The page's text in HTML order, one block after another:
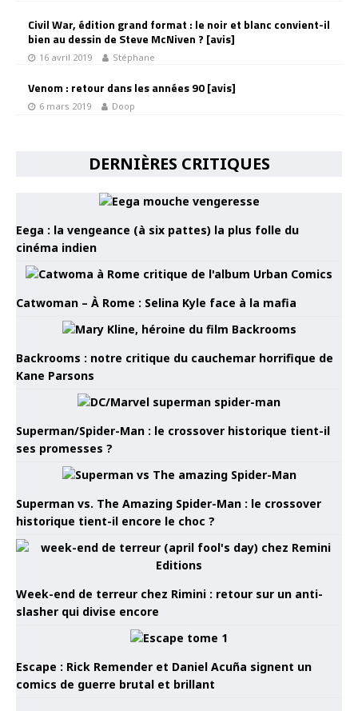
Civil War, édition grand format : le noir et blanc convient-il
bien au dessin de Steve McNiven ? [avis]
16 avril 2019 Stéphane
Venom : retour dans les années 90 [avis]
6 mars 2019 Doop
DERNIÈRES CRITIQUES
Eega : la vengeance (à six pattes) la plus folle du
cinéma indien
Catwoman – À Rome : Selina Kyle face à la mafia
Backrooms : notre critique du cauchemar horrifique de
Kane Parsons
Superman/Spider-Man : le crossover historique tient-il
ses promesses ?
Superman vs. The Amazing Spider-Man : le crossover
historique tient-il encore le choc ?
Week-end de terreur chez Rimini : retour sur un anti-
slasher qui divise encore
Escape : Rick Remender et Daniel Acuña signent un
comics de guerre brutal et brillant